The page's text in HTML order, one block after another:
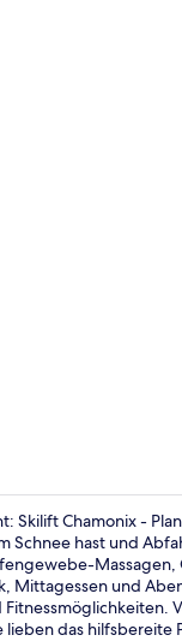
Chamonix -
Schnee hast und
Mittagessen und
das hilfsbereite